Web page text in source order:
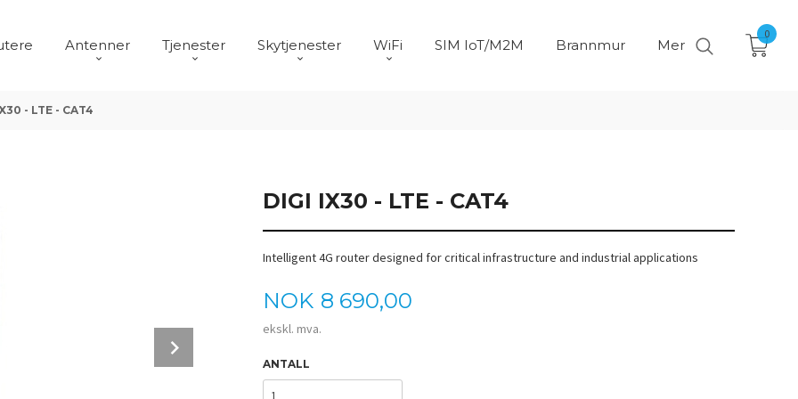
Antenner Tjenester Skytjenester WiFi SIM IoT/M2M Brannmur Mer
0
- LTE - CAT4
DIGI IX30 - LTE - CAT4
Intelligent 4G router designed for critical infrastructure and industrial applications
Pris
NOK 8 690,00
ekskl. mva.
ANTALL